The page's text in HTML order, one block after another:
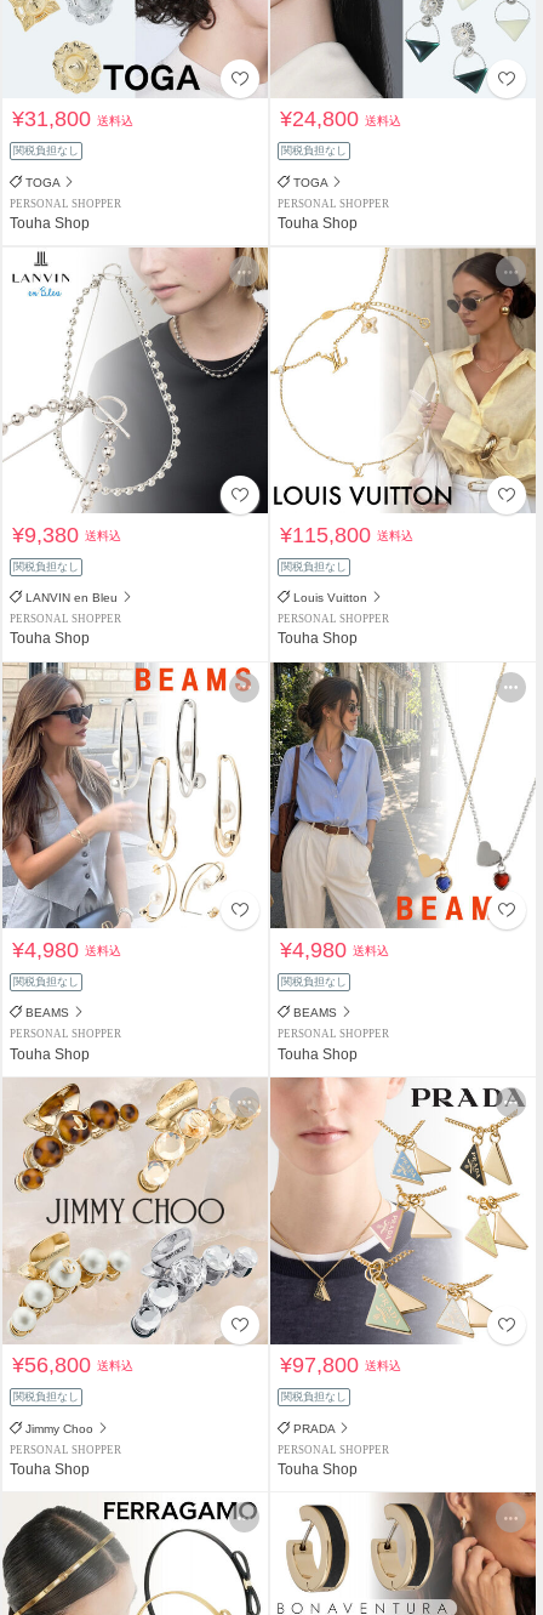
¥31,800送料込
関税負担なし
TOGA
PERSONAL SHOPPER
Touha Shop
¥24,800送料込
関税負担なし
TOGA
PERSONAL SHOPPER
Touha Shop
¥9,380送料込
関税負担なし
LANVIN en Bleu
PERSONAL SHOPPER
Touha Shop
¥115,800送料込
関税負担なし
Louis Vuitton
PERSONAL SHOPPER
Touha Shop
¥4,980送料込
関税負担なし
BEAMS
PERSONAL SHOPPER
Touha Shop
¥4,980送料込
関税負担なし
BEAMS
PERSONAL SHOPPER
Touha Shop
¥56,800送料込
関税負担なし
Jimmy Choo
PERSONAL SHOPPER
Touha Shop
¥97,800送料込
関税負担なし
PRADA
PERSONAL SHOPPER
Touha Shop